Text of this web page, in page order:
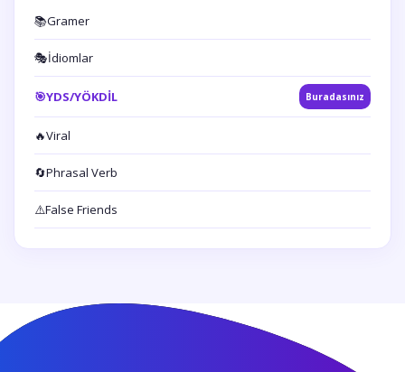
📚Gramer
🎭İdiomlar
🎯YDS/YÖKDİL Buradasınız
🔥Viral
🔄Phrasal Verb
⚠️False Friends